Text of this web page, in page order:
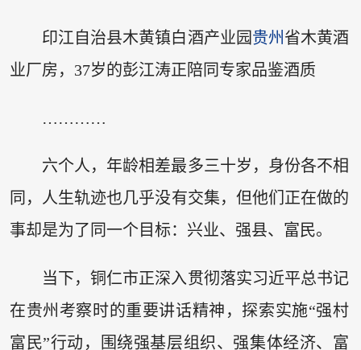
印江自治县木黄镇白酒产业园 贵州 省木黄酒
业厂房，37岁的彭江涛正陪同专家品鉴酒质
…………
六个人，年龄相差最多三十岁，身份各不相
同，人生轨迹也几乎没有交集，但他们正在做的
事却是为了同一个目标：兴业、强县、富民。
当下，铜仁市正深入贯彻落实习近平总书记
在贵州考察时的重要讲话精神，探索实施“强村
富民”行动，围绕强基层组织、强集体经济、富